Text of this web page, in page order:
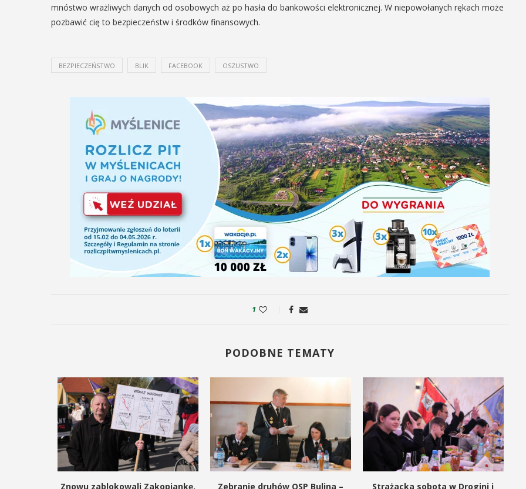
mnóstwo wrażliwych danych od osobowych aż po hasła do bankowości elektronicznej. W niepowołanych rękach może
pozbawić cię to bezpieczeństw i środków finansowych.
BEZPIECZEŃSTWO BLIK FACEBOOK OSZUSTWO
1
PODOBNE TEMATY
Znowu zablokowali Zakopiankę.
Zebranie druhów OSP Bulina –
Strażacka sobota w Drogini i